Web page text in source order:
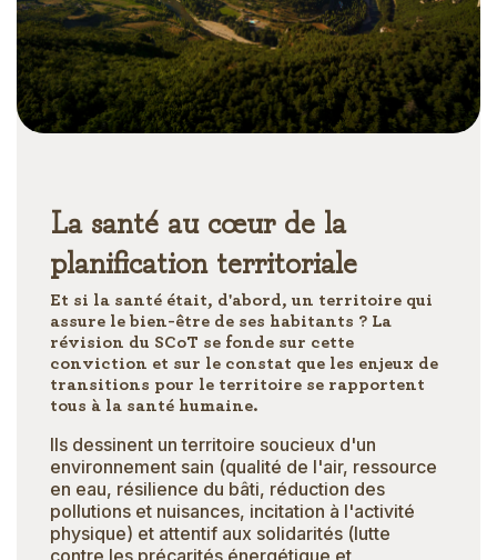
La santé aucœur de la
planification territoriale
Et si la santé était, d'abord, un territoire qui
assure le bien-être de ses habitants ? La
révision du SCoT se fonde sur cette
conviction et sur le constat que les enjeux de
transitions pour le territoire se rapportent
tous à la santé humaine.
Ils dessinent un territoire soucieux d'un
environnement sain (qualité de l'air, ressource
en eau, résilience du bâti, réduction des
pollutions et nuisances, incitation à l'activité
physique) et attentif aux solidarités (lutte